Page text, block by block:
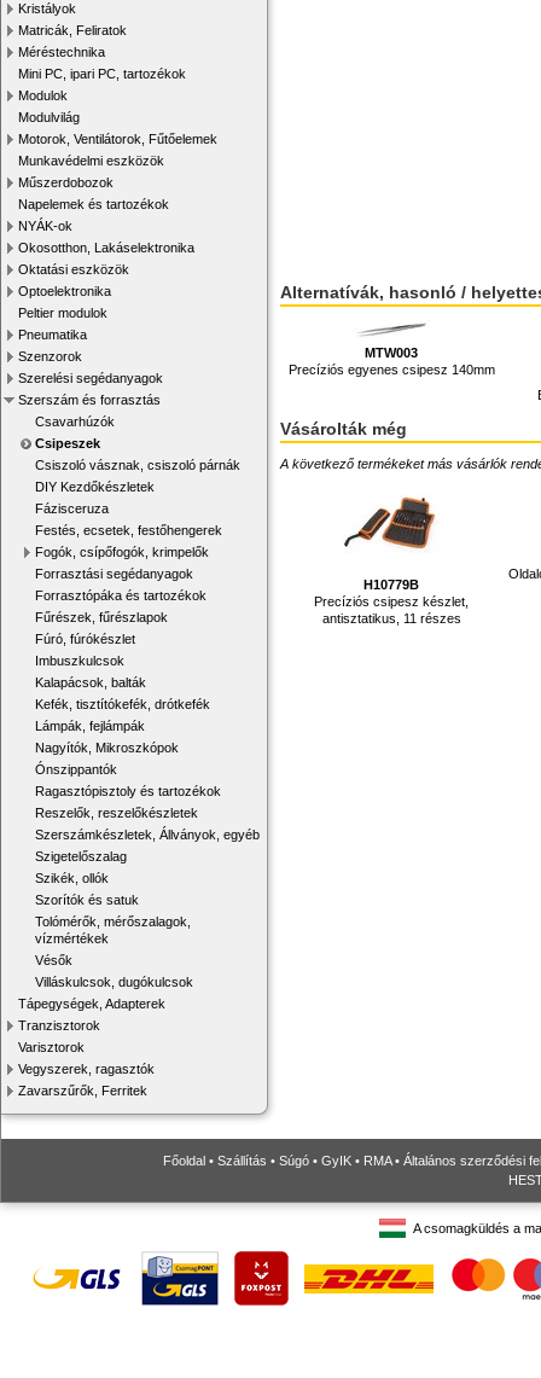
Kristályok
Matricák, Feliratok
Méréstechnika
Mini PC, ipari PC, tartozékok
Modulok
Modulvilág
Motorok, Ventilátorok, Fűtőelemek
Munkavédelmi eszközök
Műszerdobozok
Napelemek és tartozékok
NYÁK-ok
Okosotthon, Lakáselektronika
Oktatási eszközök
Optoelektronika
Peltier modulok
Pneumatika
Szenzorok
Szerelési segédanyagok
Szerszám és forrasztás
Csavarhúzók
Csipeszek
Csiszoló vásznak, csiszoló párnák
DIY Kezdőkészletek
Fázisceruza
Festés, ecsetek, festőhengerek
Fogók, csípőfogók, krimpelők
Forrasztási segédanyagok
Forrasztópáka és tartozékok
Fűrészek, fűrészlapok
Fúró, fúrókészlet
Imbuszkulcsok
Kalapácsok, balták
Kefék, tisztítókefék, drótkefék
Lámpák, fejlámpák
Nagyítók, Mikroszkópok
Ónszippantók
Ragasztópisztoly és tartozékok
Reszelők, reszelőkészletek
Szerszámkészletek, Állványok, egyéb
Szigetelőszalag
Szikék, ollók
Szorítók és satuk
Tolómérők, mérőszalagok,
vízmértékek
Vésők
Villáskulcsok, dugókulcsok
Tápegységek, Adapterek
Tranzisztorok
Varisztorok
Vegyszerek, ragasztók
Zavarszűrők, Ferritek
Alternatívák, hasonló /
MTW003
Precíziós egyenes csipesz 140mm
Vásárolták még
A következő termékeket más vásárlók
H10779B
Precíziós csipesz készlet,
antisztatikus, 11 részes
Főoldal • Szállítás • Súgó • GyIK • RMA• Általános szerződési
A csomagküldés a